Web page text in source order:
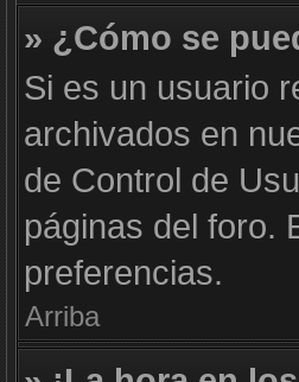
» ¿Cómo se
Si es un usuario
archivados en
de Control de
páginas del foro.
preferencias.
Arriba